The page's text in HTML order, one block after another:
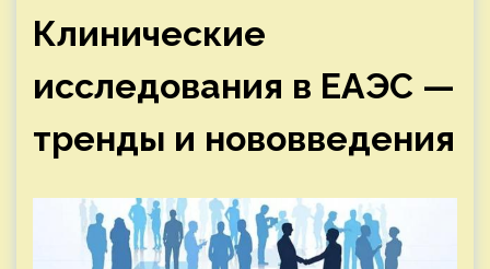
Клинические
исследования в ЕАЭС —
тренды и нововведения